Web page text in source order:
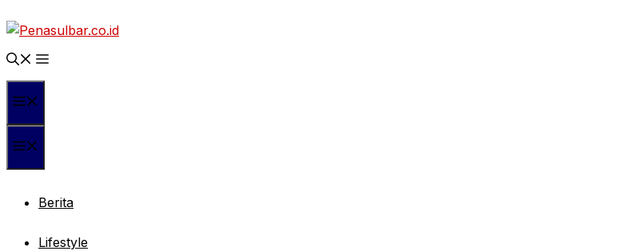
ke
isi
Berita
Lifestyle